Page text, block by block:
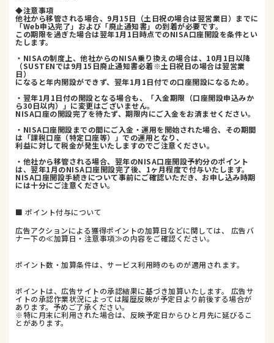
◆注意事項
他社から移管される場合、9月15日（土日祝の場合は翌営業日）までに
「Web申込完了」および「廃止通知書」の到着が必要です。
この期限を過ぎた場合は翌年1月1日時点でのNISA口座開設を条件とい
たします。
・NISAの制度上、他社からのNISA乗り換えの場合は、10月1日以降
（SUSTENでは9月15日廃止通知書必着※土日祝日の場合は翌営業
日）
になると年内開設ができず、翌年1月1日付での口座開設になるため。
・翌年1月1日付の開設となる場合も、「入金期限（口座開設申込みか
ら30日以内）」に変更はございません。
NISA口座の開設完了を待たず、期限内にご入金をお済ませください。
・NISA口座開設までの間にご入金・運用を開始された場合、その期間
は「課税口座（特定口座等）」での運用となり、
利益に対して税金が発生いたしますのでご注意ください。
・他社から移管される場合、翌年のNISA口座開設予約分のポイント
は、翌年1月のNISA口座開設完了後、1ヶ月程度で付与いたします。
NISA口座開設手続きについて事前にご確認いただき、お申し込み時期
には十分にご注意ください。
■ ポイント付与について
広告アクションによる獲得ポイントの加算日などに関しては、 広告バ
ナー下の≪加算日・注意事項≫の内容をご確認ください。
ポイント数・加算条件は、サービス利用時のものが適用されます。
ポイントは、広告サイトの承認結果に基づき加算いたします。 広告サ
イトの承認作業状況によっては履歴反映が予定日より前後する場合が
あります。予めご了承ください。
※特に月末に利用された場合は、反映予定日からひと月先に延びるこ
とがあります。